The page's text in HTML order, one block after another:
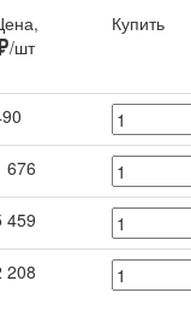
/шт
Купить
/шт
Купить
676
459
208